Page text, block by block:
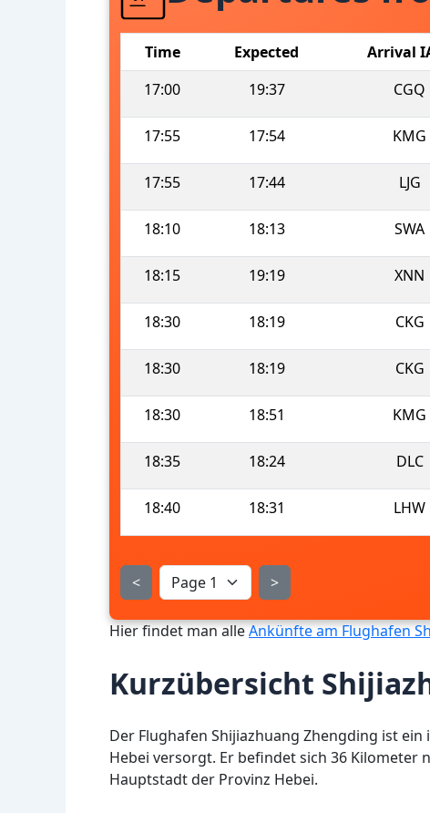
Time Expected Arrival
17:00
19:37 CGQ
17:55 17:54 KMG
17:55 17:44 LJG
18:10 18:13 SWA
18:15 19:19 XNN
18:30 18:19 CKG
18:30 18:19 CKG
18:30 18:51 KMG
18:35 18:24 DLC
18:40 18:31 LHW
< >
Hier findet man alleAnkünfte am Flughafen
Kurzübersicht
Der Flughafen Shijiazhuang Zhengding ist
Hebei versorgt. Er befindet sich 36
Hauptstadt der Provinz Hebei.